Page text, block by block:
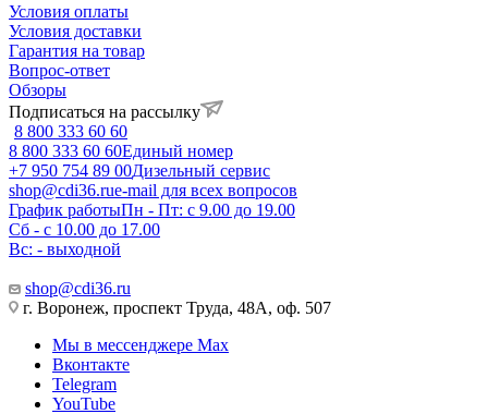
Условия оплаты
Условия доставки
Гарантия на товар
Вопрос-ответ
Обзоры
Подписаться на рассылку
8 800 333 60 60
8 800 333 60 60Единый номер
+7 950 754 89 00Дизельный сервис
shop@cdi36.rue-mail для всех вопросов
График работыПн - Пт: с 9.00 до 19.00
Сб - с 10.00 до 17.00
Вс: - выходной
shop@cdi36.ru
г. Воронеж, проспект Труда, 48А, оф. 507
Мы в мессенджере Max
Вконтакте
Telegram
YouTube